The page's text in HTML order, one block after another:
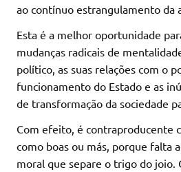
ao contínuo estrangulamento da
Esta é a melhor oportunidade
mudanças radicais de
político, as suas relações com o
funcionamento do Estado e as
de transformação da sociedade
Com efeito, é contraproducente
como boas ou más, porque falta
moral que separe o trigo do joio.